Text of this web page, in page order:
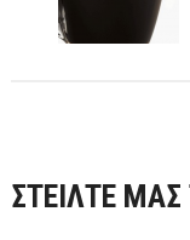
ΣΤΕΙΛΤΕ